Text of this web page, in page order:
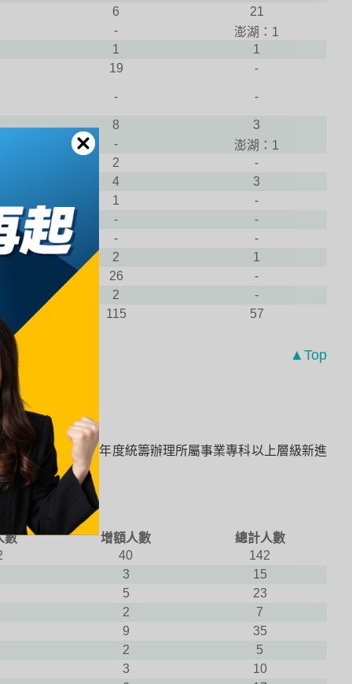
6
21
-
澎湖：1
1 1
19 -
- -
8
3
-
澎湖：1
2
-
4
3
1
-
-
-
-
-
2
1
26
-
2
-
115 57
▲Top
術及經驗，114年度統籌辦理所屬事業專科以上層級新進
數 增額人數
總計人數
40
142
3
15
5
23
2
7
9
35
2
5
3
10